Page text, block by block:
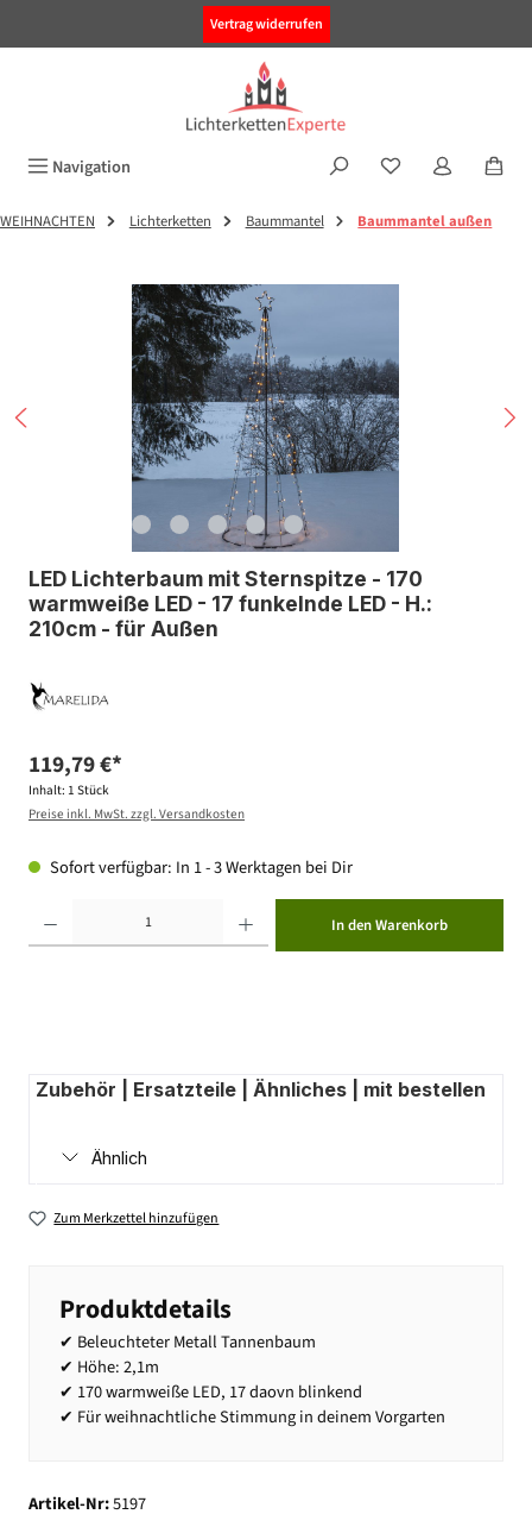
Vertrag widerrufen
Navigation
WEIHNACHTEN Lichterketten Baummantel Baummantel außen
Bildergalerie überspringen
LED Lichterbaum mit Sternspitze - 170
warmweiße LED - 17 funkelnde LED - H.:
210cm - für Außen
119,79 €*
Inhalt: 1 Stück
Preise inkl. MwSt. zzgl. Versandkosten
Sofort verfügbar: In 1 - 3 Werktagen bei Dir
In den Warenkorb
Zubehör | Ersatzteile | Ähnliches | mit bestellen
Ähnlich
Zum Merkzettel hinzufügen
Produktdetails
✔ Beleuchteter Metall Tannenbaum
✔ Höhe: 2,1m
✔ 170 warmweiße LED, 17 daovn blinkend
✔ Für weihnachtliche Stimmung in deinem Vorgarten
Artikel-Nr:5197